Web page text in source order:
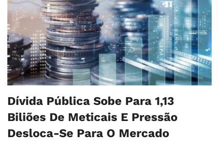
Dívida Pública Sobe Para 1,13
Biliões De Meticais E Pressão
Desloca-Se Para O Mercado